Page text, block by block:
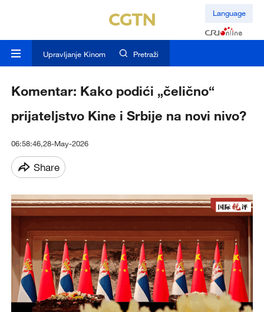
Language
Upravljanje Kinom Pretraži
Komentar: Kako podići „čelično“
prijateljstvo Kine i Srbije na novi nivo?
06:58:46,28-May-2026
Share